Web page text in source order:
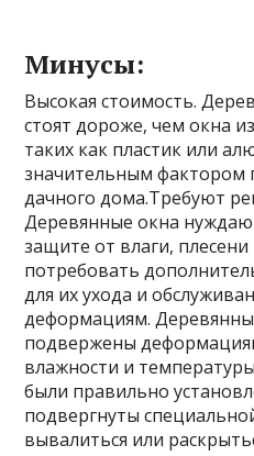
Минусы:
Высокая стоимость.
стоят дороже, чем окна
таких как пластик или
значительным фактором
дачного дома.Требуют
Деревянные окна
защите от влаги,
потребовать
для их ухода и
деформациям.
подвержены
влажности и
были правильно
подвергнуты
вывалиться или